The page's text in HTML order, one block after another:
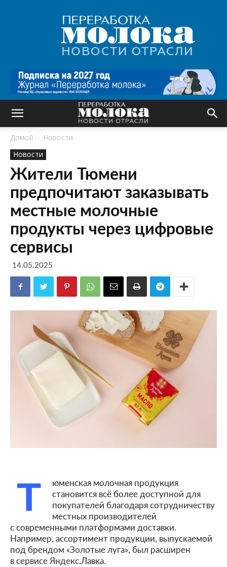
Переработка
молока
|
Новости
Домой
Новости
Новости
Жители Тюмени
предпочитают заказывать
местные молочные
продукты через цифровые
сервисы
14.05.2025
Т
юменская молочная продукция
становится всё более доступной для
покупателей благодаря сотрудничеству
местных производителей
с современными платформами доставки.
Например, ассортимент продукции, выпускаемой
под брендом «Золотые луга», был расширен
в сервисе Яндекс.Лавка.